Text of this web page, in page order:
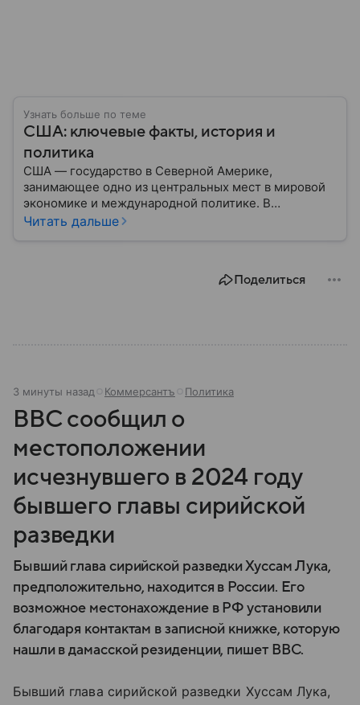
Узнать больше по теме
США: ключевые факты, история и
политика
США — государство в Северной Америке,
занимающее одно из центральных мест в мировой
экономике и международной политике. В
материале — основные сведения об этой стране.
Читать дальше
Поделиться
3 минуты назад Коммерсантъ Политика
BBC сообщил о
местоположении
исчезнувшего в 2024 году
бывшего главы сирийской
разведки
Бывший глава сирийской разведки Хуссам Лука,
предположительно, находится в России. Его
возможное местонахождение в РФ установили
благодаря контактам в записной книжке, которую
нашли в дамасской резиденции, пишет BBC.
Бывший глава сирийской разведки Хуссам Лука,